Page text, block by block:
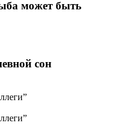
может быть
сон